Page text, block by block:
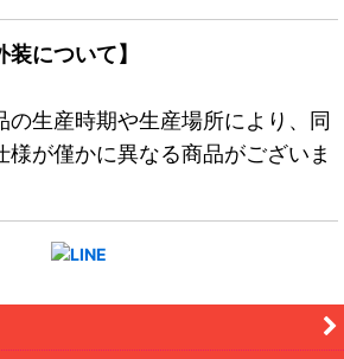
装について】
の生産時期や生産場所により、同
様が僅かに異なる商品がございま